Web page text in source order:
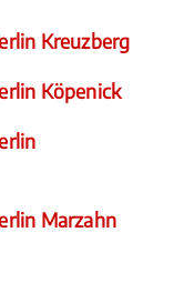
Kreuzberg
Köpenick
Marzahn